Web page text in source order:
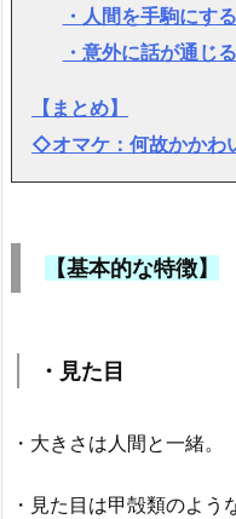
・人間を手駒にする
・意外に話が通じ
【まとめ】
◇オマケ：何故かかわ
【基本的な特徴】
・見た目
・大きさは人間と一緒。
・見た目は甲殻類のよ